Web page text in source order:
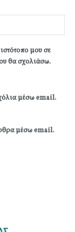
μου σε
θα σχολιάσω.
μέσω email.
μέσω email.